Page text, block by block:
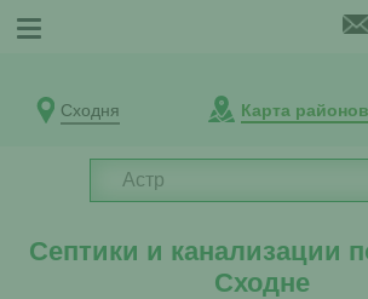
Сходня Карта
Септики и канализации
Сходне